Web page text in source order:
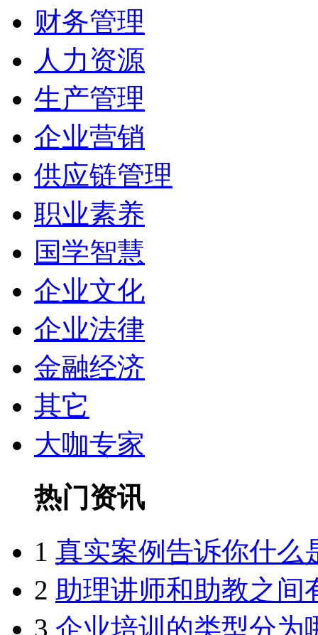
财务管理
人力资源
生产管理
企业营销
供应链管理
职业素养
国学智慧
企业文化
企业法律
金融经济
其它
大咖专家
热门资讯
1 真实案例告诉你什么
2 助理讲师和助教之间
3 企业培训的类型分为